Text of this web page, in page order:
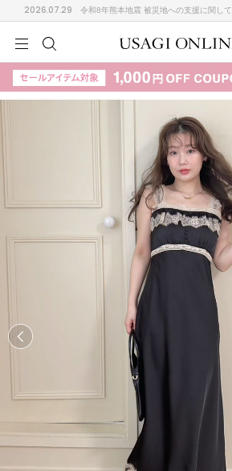
2026.07.29 令和8年熊本地震 被災地への支援に関して
検索
KIDSBABYBEAUTYLIFE STYLE
(708)
(2008)
KIDSBABYBEAUTYLIFE STYLE
F G
M N
S T U
その
他
ACYM
アシーム
アディダス バイ ステラマッカートニー